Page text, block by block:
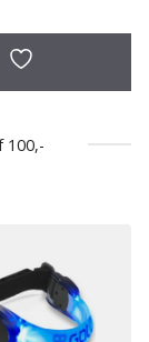
100,-